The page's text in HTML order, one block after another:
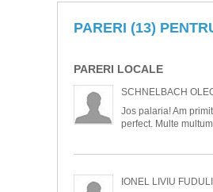
PARERI (13)
PARERI LOCALE
SCHNELBACH
Jos palaria! Am
perfect. Multe
IONEL LIVIU FUDULI